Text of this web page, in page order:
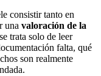
consistir tanto en
una valoración de la
trata solo de leer
falta, qué
son realmente